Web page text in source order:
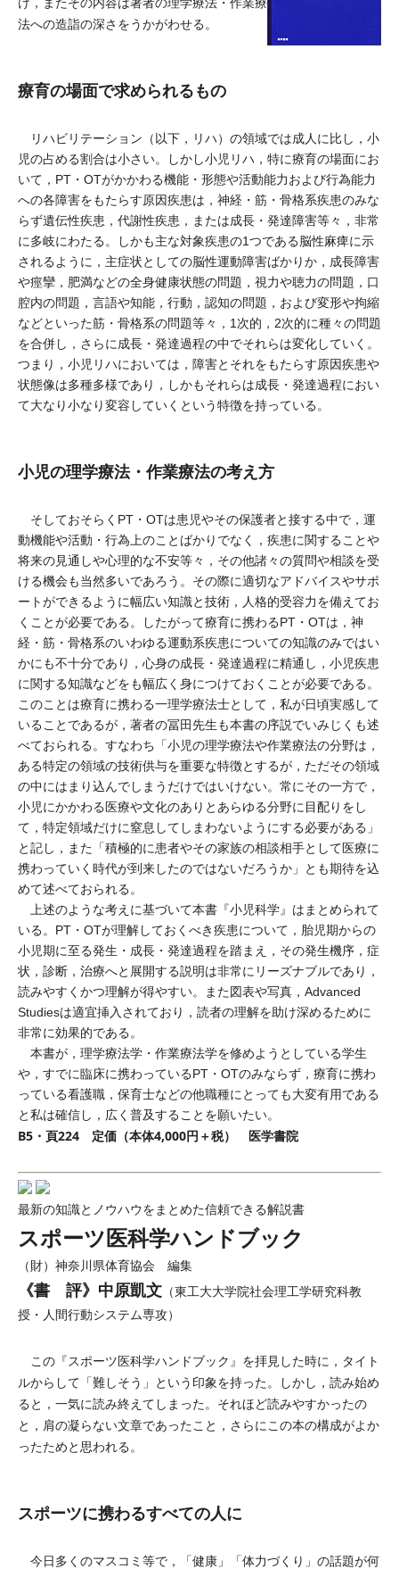
法への造詣の深さをうかがわせる。
療育の場面で求められるもの
リハビリテーション（以下，リハ）の領域では成人に比し，小
児の占める割合は小さい。しかし小児リハ，特に療育の場面にお
いて，PT・OTがかかわる機能・形態や活動能力および行為能力
への各障害をもたらす原因疾患は，神経・筋・骨格系疾患のみな
らず遺伝性疾患，代謝性疾患，または成長・発達障害等々，非常
に多岐にわたる。しかも主な対象疾患の1つである脳性麻痺に示
されるように，主症状としての脳性運動障害ばかりか，成長障害
や痙攣，肥満などの全身健康状態の問題，視力や聴力の問題，口
腔内の問題，言語や知能，行動，認知の問題，および変形や拘縮
などといった筋・骨格系の問題等々，1次的，2次的に種々の問題
を合併し，さらに成長・発達過程の中でそれらは変化していく。
つまり，小児リハにおいては，障害とそれをもたらす原因疾患や
状態像は多種多様であり，しかもそれらは成長・発達過程におい
て大なり小なり変容していくという特徴を持っている。
小児の理学療法・作業療法の考え方
そしておそらくPT・OTは患児やその保護者と接する中で，運
動機能や活動・行為上のことばかりでなく，疾患に関することや
将来の見通しや心理的な不安等々，その他諸々の質問や相談を受
ける機会も当然多いであろう。その際に適切なアドバイスやサポ
ートができるように幅広い知識と技術，人格的受容力を備えてお
くことが必要である。したがって療育に携わるPT・OTは，神
経・筋・骨格系のいわゆる運動系疾患についての知識のみではい
かにも不十分であり，心身の成長・発達過程に精通し，小児疾患
に関する知識などをも幅広く身につけておくことが必要である。
このことは療育に携わる一理学療法士として，私が日頃実感して
いることであるが，著者の冨田先生も本書の序説でいみじくも述
べておられる。すなわち「小児の理学療法や作業療法の分野は，
ある特定の領域の技術供与を重要な特徴とするが，ただその領域
の中にはまり込んでしまうだけではいけない。常にその一方で，
小児にかかわる医療や文化のありとあらゆる分野に目配りをし
て，特定領域だけに窒息してしまわないようにする必要がある」
と記し，また「積極的に患者やその家族の相談相手として医療に
携わっていく時代が到来したのではないだろうか」とも期待を込
めて述べておられる。
上述のような考えに基づいて本書『小児科学』はまとめられて
いる。PT・OTが理解しておくべき疾患について，胎児期からの
小児期に至る発生・成長・発達過程を踏まえ，その発生機序，症
状，診断，治療へと展開する説明は非常にリーズナブルであり，
読みやすくかつ理解が得やすい。また図表や写真，Advanced
Studiesは適宜挿入されており，読者の理解を助け深めるために
非常に効果的である。
本書が，理学療法学・作業療法学を修めようとしている学生
や，すでに臨床に携わっているPT・OTのみならず，療育に携わ
っている看護職，保育士などの他職種にとっても大変有用である
と私は確信し，広く普及することを願いたい。
B5・頁224 定価（本体4,000円＋税） 医学書院
最新の知識とノウハウをまとめた信頼できる解説書
スポーツ医科学ハンドブック
（財）神奈川県体育協会 編集
《書 評》中原凱文 （東工大大学院社会理工学研究科教
授・人間行動システム専攻）
この『スポーツ医科学ハンドブック』を拝見した時に，タイト
ルからして「難しそう」という印象を持った。しかし，読み始め
ると，一気に読み終えてしまった。それほど読みやすかったの
と，肩の凝らない文章であったこと，さらにこの本の構成がよか
ったためと思われる。
スポーツに携わるすべての人に
今日多くのマスコミ等で，「健康」「体力づくり」の話題が何